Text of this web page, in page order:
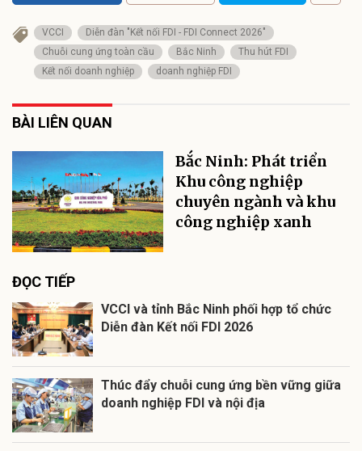
VCCI
Diễn đàn "Kết nối FDI - FDI Connect 2026"
Chuỗi cung ứng toàn cầu
Bắc Ninh
Thu hút FDI
Kết nối doanh nghiệp
doanh nghiệp FDI
BÀI LIÊN QUAN
Bắc Ninh: Phát triển
Khu công nghiệp
chuyên ngành và khu
công nghiệp xanh
ĐỌC TIẾP
VCCI và tỉnh Bắc Ninh phối hợp tổ chức
Diễn đàn Kết nối FDI 2026
Thúc đẩy chuỗi cung ứng bền vững giữa
doanh nghiệp FDI và nội địa